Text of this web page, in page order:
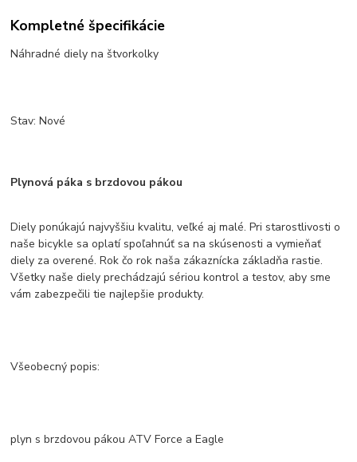
Kompletné špecifikácie
Náhradné diely na štvorkolky
Stav: Nové
Plynová páka s brzdovou pákou
Diely ponúkajú najvyššiu kvalitu, veľké aj malé. Pri starostlivosti o
naše bicykle sa oplatí spoľahnúť sa na skúsenosti a vymieňať
diely za overené. Rok čo rok naša zákaznícka základňa rastie.
Všetky naše diely prechádzajú sériou kontrol a testov, aby sme
vám zabezpečili tie najlepšie produkty.
Všeobecný popis:
plyn s brzdovou pákou ATV Force a Eagle